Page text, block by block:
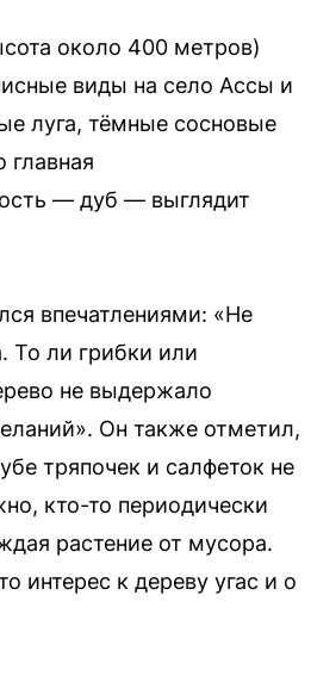
около 400 метров)
виды на село Ассы и
луга, тёмные сосновые
главная
— дуб — выглядит
впечатлениями: «Не
То ли грибки или
не выдержало
Он также отметил,
тряпочек и салфеток не
кто-то периодически
растение от мусора.
интерес к дереву угас и о